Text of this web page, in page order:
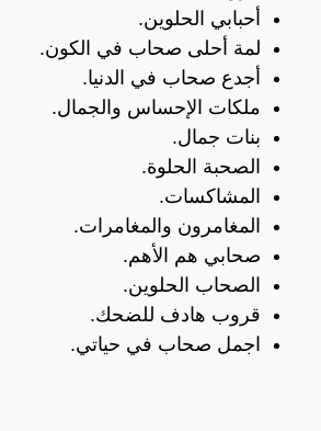
أحبابي الحلوين.
لمة أحلى صحاب في الكون.
أجدع صحاب في الدنيا.
ملكات الإحساس والجمال.
بنات جمال.
الصحبة الحلوة.
المشاكسات.
المغامرون والمغامرات.
صحابي هم الأهم.
الصحاب الحلوين.
قروب هادف للضحك.
اجمل صحاب في حياتي.